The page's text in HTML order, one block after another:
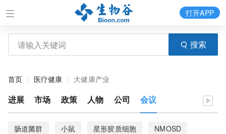
搜索
打开APP
首页 医疗健康 大健康产业
进展 市场 政策 人物 公司 会议
肠道菌群 小鼠 星形胶质细胞
NMOSD